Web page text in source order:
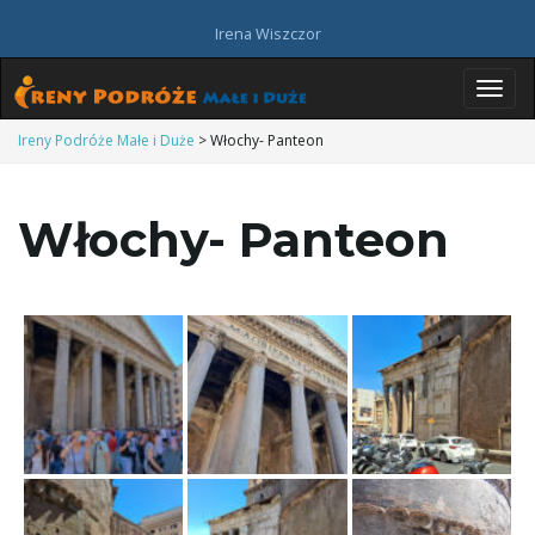
Irena Wiszczor
z
e
Ireny Podróże Małe i Duże >Włochy- Panteon
Włochy- Panteon